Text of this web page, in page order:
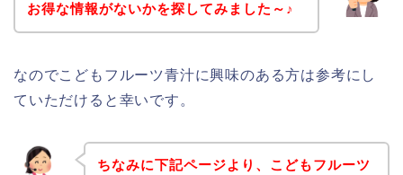
お得な情報がないかを探してみました～♪
なのでこどもフルーツ青汁に興味のある方は参考にし
ていただけると幸いです。
ちなみに下記ページより、こどもフルーツ